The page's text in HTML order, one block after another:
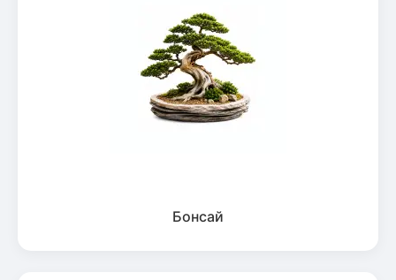
Бонсай